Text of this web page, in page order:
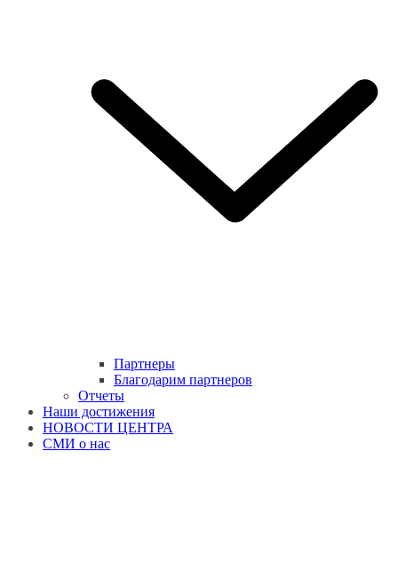
Партнеры
Благодарим партнеров
Отчеты
Наши достижения
НОВОСТИ ЦЕНТРА
СМИ о нас